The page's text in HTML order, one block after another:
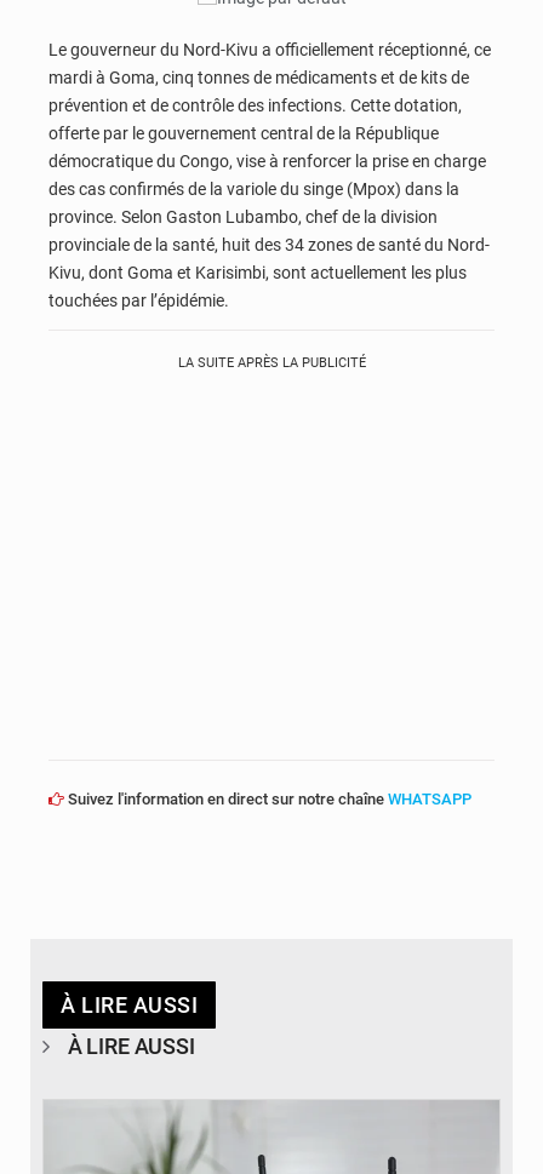
Le gouverneur du Nord-Kivu a officiellement réceptionné, ce
mardi à Goma, cinq tonnes de médicaments et de kits de
prévention et de contrôle des infections. Cette dotation,
offerte par le gouvernement central de la République
démocratique du Congo, vise à renforcer la prise en charge
des cas confirmés de la variole du singe (Mpox) dans la
province. Selon Gaston Lubambo, chef de la division
provinciale de la santé, huit des 34 zones de santé du Nord-
Kivu, dont Goma et Karisimbi, sont actuellement les plus
touchées par l’épidémie.
LA SUITE APRÈS LA PUBLICITÉ
Suivez l'information en direct sur notre chaîne WHATSAPP
À LIRE AUSSI
À LIRE AUSSI